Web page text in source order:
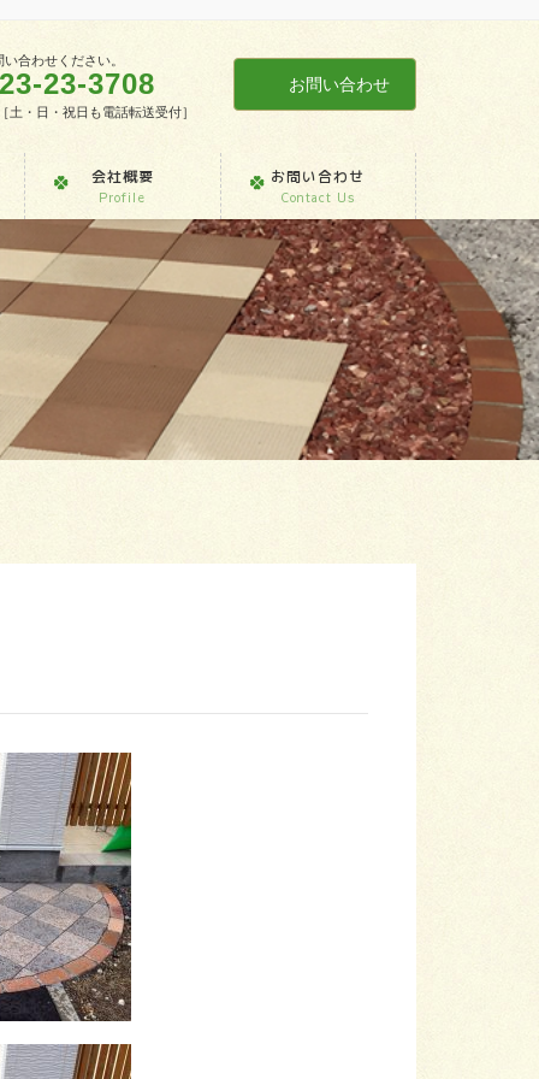
合わせください。
23-3708
土・日・祝日も電話転送受付］
お問い合わせ
会社概要
Profile
お問い合わせ
Contact Us